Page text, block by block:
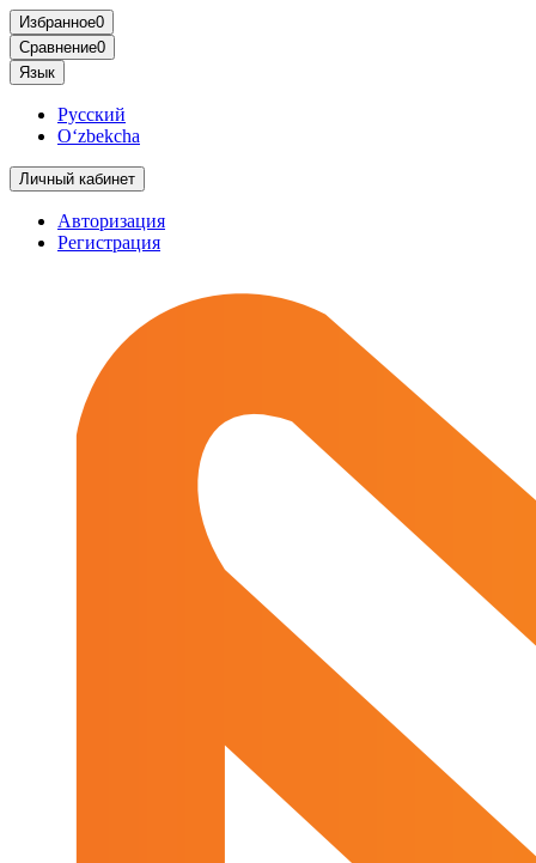
Избранное0
Сравнение0
Язык
Русский
O‘zbekcha
Личный кабинет
Авторизация
Регистрация